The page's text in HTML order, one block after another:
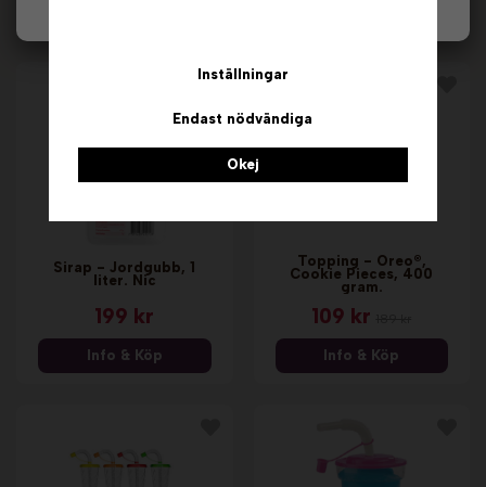
Sirap - Jordgubb, 1
liter. Nic
199 kr
Info & Köp
Topping - Oreo®,
Cookie Pieces, 400
gram.
109 kr
Info & Köp
Inställningar
Endast nödvändiga
Okej